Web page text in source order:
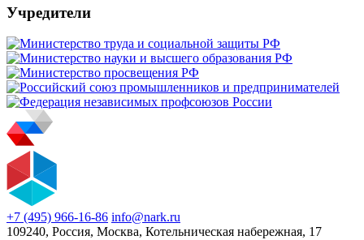
Учредители
+7 (495) 966-16-86 info@nark.ru
109240, Россия, Москва, Котельническая набережная, 17